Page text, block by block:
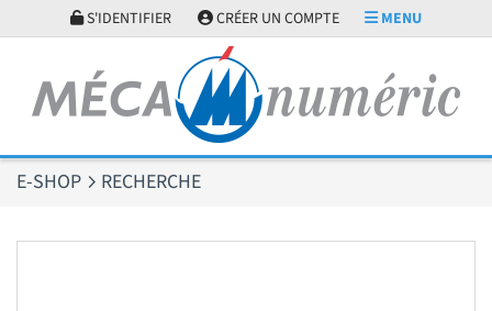
S'IDENTIFIER CRÉER UN COMPTE MENU
E-SHOP RECHERCHE
Panneau de gestion des cookies